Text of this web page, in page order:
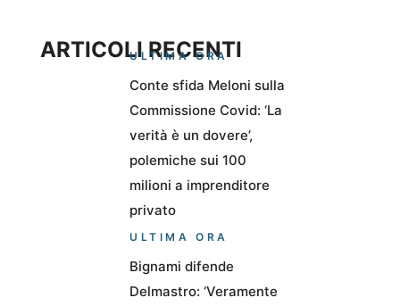
ARTICOLI RECENTI
ULTIMA ORA
Conte sfida Meloni sulla
Commissione Covid: ‘La
verità è un dovere’,
polemiche sui 100
milioni a imprenditore
privato
ULTIMA ORA
Bignami difende
Delmastro: ‘Veramente